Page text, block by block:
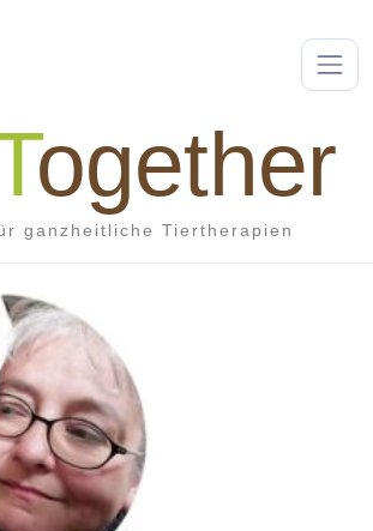
ogether
ganzheitliche Tiertherapien